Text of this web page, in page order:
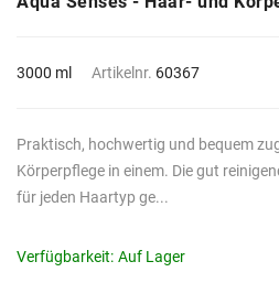
3000 ml Artikelnr. 60367
Praktisch, hochwertig und bequem
Körperpflege in einem. Die gut
für jeden Haartyp ge...
Verfügbarkeit: Auf Lager